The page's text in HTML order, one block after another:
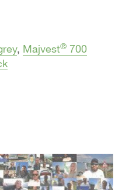
, Majvest® 700